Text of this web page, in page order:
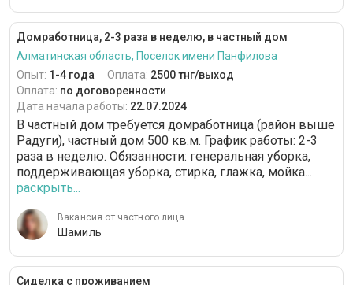
Домработница, 2-3 раза в неделю, в частный дом
Алматинская область, Поселок имени Панфилова
Опыт: 1-4 года Оплата: 2500 тнг/выход
Оплата: по договоренности
Дата начала работы: 22.07.2024
В частный дом требуется домработница (район выше
Радуги), частный дом 500 кв.м. График работы: 2-3
раза в неделю. Обязанности: генеральная уборка,
поддерживающая уборка, стирка, глажка, мойка...
раскрыть...
Вакансия от частного лица
Шамиль
Сиделка с проживанием